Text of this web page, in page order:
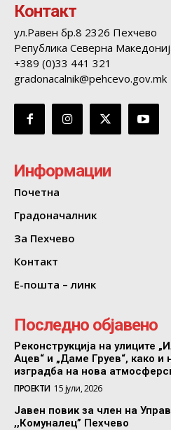
Контакт
ул.Равен бр.8 2326 Пехчево
Република Северна
+389 (0)33 441 321
gradonacalnik@pehcevo.gov.mk
Информации
Почетна
Градоначалник
За Пехчево
Контакт
Е-пошта – линк
Последно објавено
Реконструкција на улиците
Ацев“ и „Даме Груев“, како и
изградба на нова
ПРОЕКТИ 15 јули, 2026
Јавен повик за член на
,,Комуналец” Пехчево